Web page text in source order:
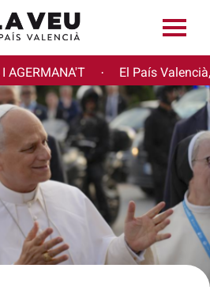
AGERMANA'T · El País